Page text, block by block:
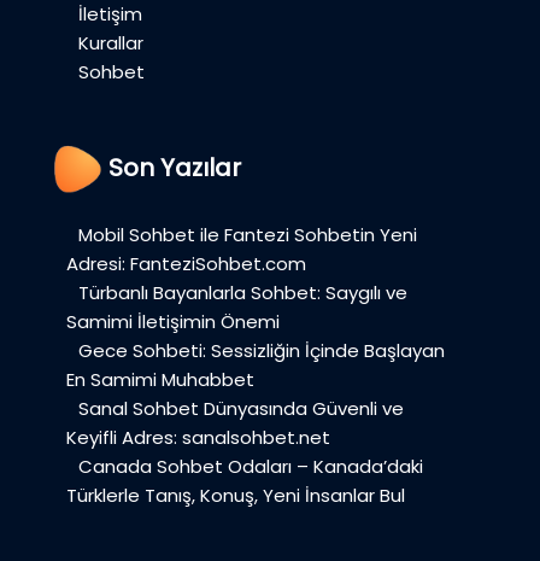
İletişim
Kurallar
Sohbet
Son Yazılar
Mobil Sohbet ile Fantezi Sohbetin Yeni
Adresi: FanteziSohbet.com
Türbanlı Bayanlarla Sohbet: Saygılı ve
Samimi İletişimin Önemi
Gece Sohbeti: Sessizliğin İçinde Başlayan
En Samimi Muhabbet
Sanal Sohbet Dünyasında Güvenli ve
Keyifli Adres: sanalsohbet.net
Canada Sohbet Odaları – Kanada’daki
Türklerle Tanış, Konuş, Yeni İnsanlar Bul